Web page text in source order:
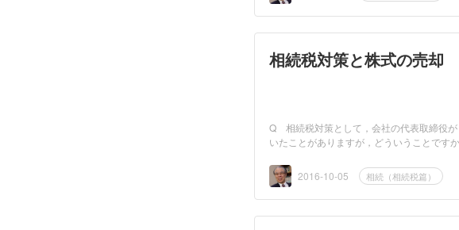
相続税対策と株式の売却
Q 相続税対策として，会社の代表取締役
2016-10-05 相続（相続税篇）